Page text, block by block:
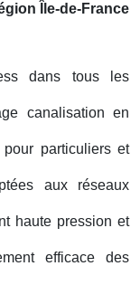
Île-de-France
dans tous les
canalisation en
particuliers et
aux réseaux
haute pression et
efficace des